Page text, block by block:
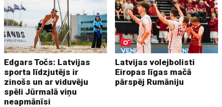
Edgars Točs: Latvijas
sporta līdzjutējs ir
zinošs un ar viduvēju
spēli Jūrmalā viņu
neapmānīsi
Latvijas volejbolisti
Eiropas līgas mačā
pārspēj Rumāniju